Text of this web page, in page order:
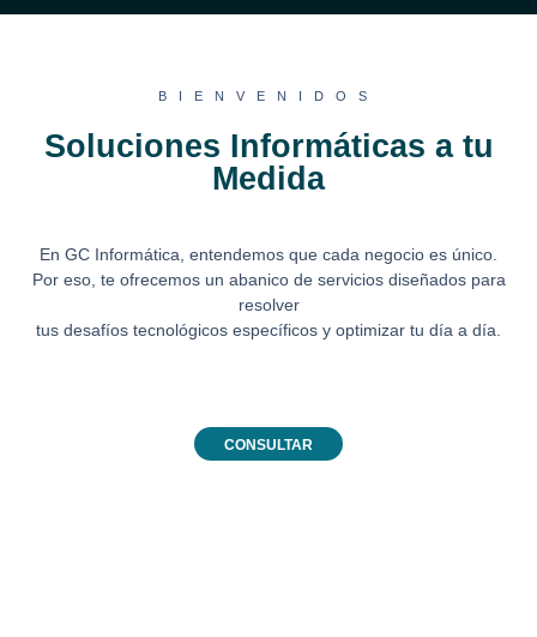
BIENVENIDOS
Soluciones Informáticas a tu
Medida
En GC Informática, entendemos que cada negocio es único.
Por eso, te ofrecemos un abanico de servicios diseñados para
resolver
tus desafíos tecnológicos específicos y optimizar tu día a día.
CONSULTAR